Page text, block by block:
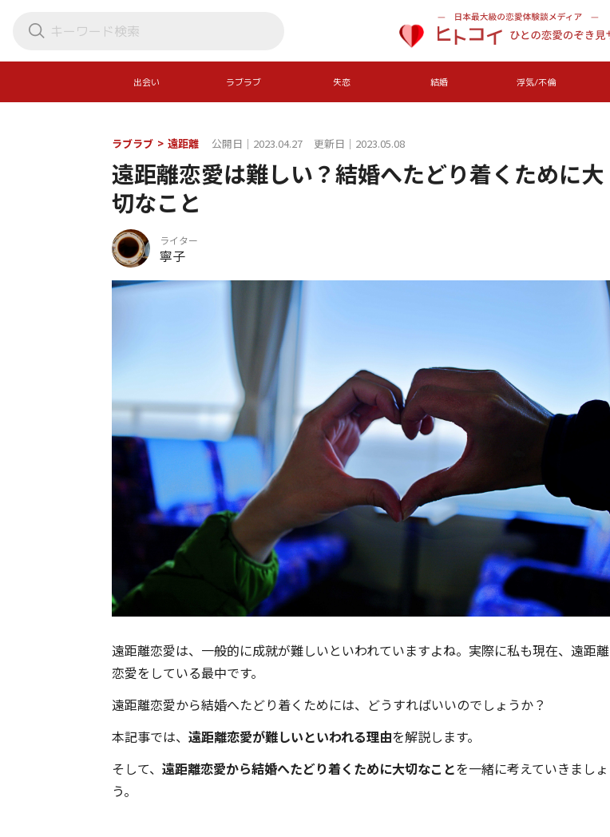
出会い ラブラブ 失恋 結婚 浮気/不倫
ラブラブ > 遠距離 公開日｜2023.04.27 更新日｜2023.05.08
遠距離恋愛は難しい？結婚へたどり着くために大
切なこと
ライター
寧子
遠距離恋愛は、一般的に成就が難しいといわれていますよね。実際に私も現在、遠距離
恋愛をしている最中です。
遠距離恋愛から結婚へたどり着くためには、どうすればいいのでしょうか？
本記事では、 遠距離恋愛が難しいといわれる理由を解説します。
そして、 遠距離恋愛から結婚へたどり着くために大切なことを一緒に考えていきましょ
う。